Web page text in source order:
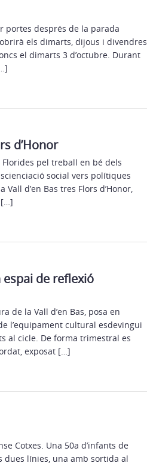
portes després de la parada
els dimarts, dijous i divendres
el dimarts 3 d’octubre. Durant
d’Honor
Florides pel treball en bé dels
social vers polítiques
d’en Bas tres Flors d’Honor,
[…]
de reflexió
de la Vall d’en Bas, posa en
l’equipament cultural esdevingui
al cicle. De forma trimestral es
exposat […]
Cotxes. Una 50a d’infants de
dues línies, una amb sortida al